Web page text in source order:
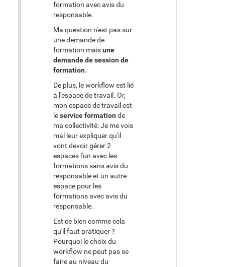
formation avec avis du
responsable.
Ma question n'est pas sur
une demande de
formation maisune
demande de session de
formation.
De plus, le workflow est lié
à l'espace de travail. Or,
mon espace de travail est
leservice formation de
ma collectivité: Je me vois
mal leur expliquer qu'il
vont devoir gérer 2
espaces l'un avec les
formations sans avis du
responsable et un autre
espace pour les
formations avec avis du
responsable.
Est ce bien comme cela
qu'il faut pratiquer ?
Pourquoi le choix du
workflow ne peut pas se
faire au niveau du